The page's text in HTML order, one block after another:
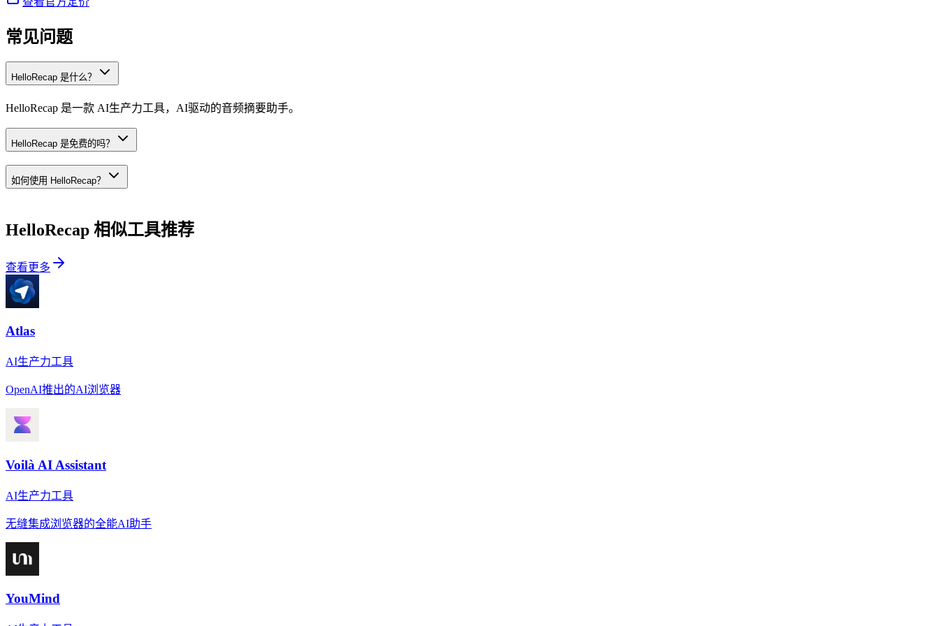
常见问题
HelloRecap 是什么？
HelloRecap 是一款 AI生产力工具，AI驱动的音频摘要助手。
HelloRecap 是免费的吗？
如何使用 HelloRecap？
HelloRecap 相似工具推荐
查看更多
Atlas
AI生产力工具
OpenAI推出的AI浏览器
Voilà AI Assistant
AI生产力工具
无缝集成浏览器的全能AI助手
YouMind